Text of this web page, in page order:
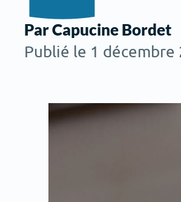
Par Capucine Bordet
Publié le 1 décembre